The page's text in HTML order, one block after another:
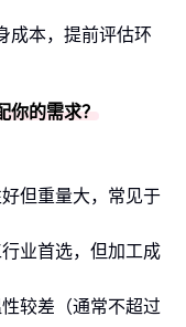
成本，提前评估环
的需求？
但重量大，常见于
业首选，但加工成
较差（通常不超过